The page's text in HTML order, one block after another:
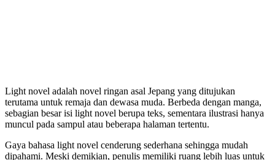
Light novel adalah novel ringan asal Jepang yang ditujukan
terutama untuk remaja dan dewasa muda. Berbeda dengan manga,
sebagian besar isi light novel berupa teks, sementara ilustrasi hanya
muncul pada sampul atau beberapa halaman tertentu.
Gaya bahasa light novel cenderung sederhana sehingga mudah
dipahami. Meski demikian, penulis memiliki ruang lebih luas untuk